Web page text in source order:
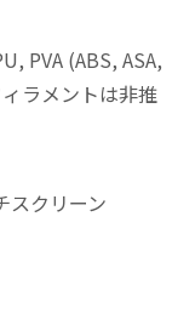
PVA (ABS, ASA,
ラメントは非推
スクリーン